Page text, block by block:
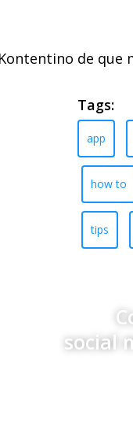
de que
Tags:
app
how to
tips
social